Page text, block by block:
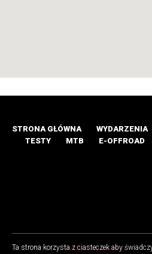
STRONA GŁÓWNA WYDARZENIA
TESTY
MTB E-OFFROAD
© 2016 MTB.pl |Polityka prywatności
Ta strona korzysta z ciasteczek aby